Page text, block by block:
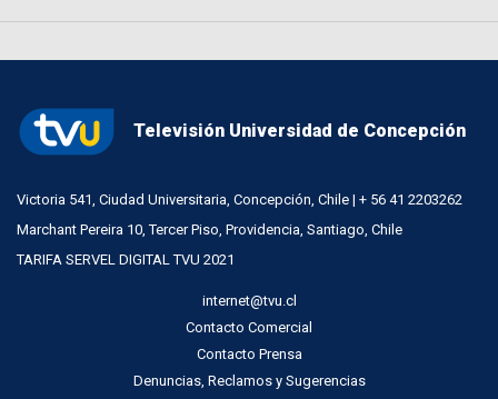
Televisión Universidad de Concepción
Victoria 541, Ciudad Universitaria, Concepción, Chile | + 56 41 2203262
Marchant Pereira 10, Tercer Piso, Providencia, Santiago, Chile
TARIFA SERVEL DIGITAL TVU 2021
internet@tvu.cl
Contacto Comercial
Contacto Prensa
Denuncias, Reclamos y Sugerencias